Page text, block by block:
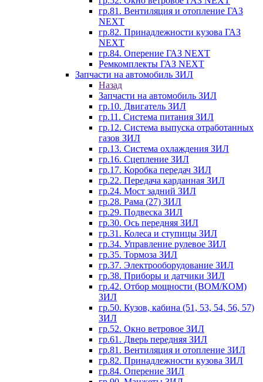
гр.81. Вентиляция и отопление ГАЗ
NEXT
гр.82. Принадлежности кузова ГАЗ
NEXT
гр.84. Оперение ГАЗ NEXT
Ремкомплекты ГАЗ NEXT
Запчасти на автомобиль ЗИЛ
Назад
Запчасти на автомобиль ЗИЛ
гр.10. Двигатель ЗИЛ
гр.11. Система питания ЗИЛ
гр.12. Система выпуска отработанных
газов ЗИЛ
гр.13. Система охлаждения ЗИЛ
гр.16. Сцепление ЗИЛ
гр.17. Коробка передач ЗИЛ
гр.22. Передача карданная ЗИЛ
гр.24. Мост задний ЗИЛ
гр.28. Рама (27) ЗИЛ
гр.29. Подвеска ЗИЛ
гр.30. Ось передняя ЗИЛ
гр.31. Колеса и ступицы ЗИЛ
гр.34. Управление рулевое ЗИЛ
гр.35. Тормоза ЗИЛ
гр.37. Электрооборудование ЗИЛ
гр.38. Приборы и датчики ЗИЛ
гр.42. Отбор мощности (ВОМ/КОМ)
ЗИЛ
гр.50. Кузов, кабина (51, 53, 54, 56, 57)
ЗИЛ
гр.52. Окно ветровое ЗИЛ
гр.61. Дверь передняя ЗИЛ
гр.81. Вентиляция и отопление ЗИЛ
гр.82. Принадлежности кузова ЗИЛ
гр.84. Оперение ЗИЛ